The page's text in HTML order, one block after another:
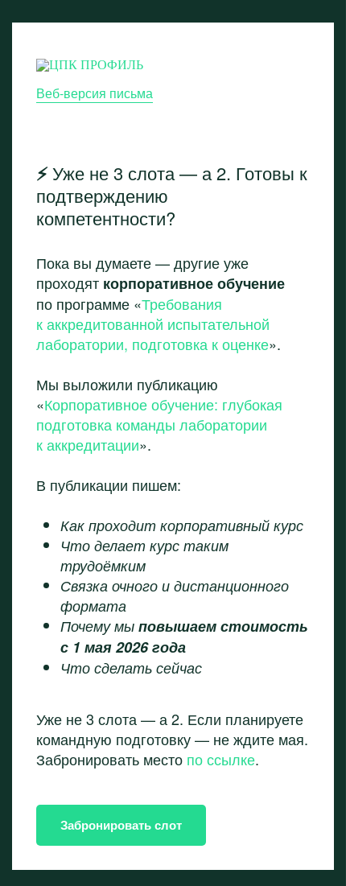
Веб-версия письма
⚡️Уже не 3 слота — а 2. Готовы к
подтверждению
компетентности?
Пока вы думаете — другие уже
проходят корпоративное обучение
по программе «Требования
к аккредитованной испытательной
лаборатории, подготовка к оценке».
Мы выложили публикацию
«Корпоративное обучение: глубокая
подготовка команды лаборатории
к аккредитации».
В публикации пишем:
Как проходит корпоративный курс
Что делает курс таким
трудоёмким
Связка очного и дистанционного
формата
Почему мы повышаем стоимость
с 1 мая 2026 года
Что сделать сейчас
Уже не 3 слота — а 2. Если планируете
командную подготовку — не ждите мая.
Забронировать место по ссылке.
Забронировать слот